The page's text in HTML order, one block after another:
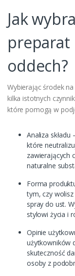
Jak
preparat
oddech?
Wybierając środek
kilka istotnych
które pomogą w
Analiza składu
które
zawierających
naturalne
Forma
tym, czy
spray do ust.
stylowi życia i
Opinie
użytkowników
skuteczność
osoby z